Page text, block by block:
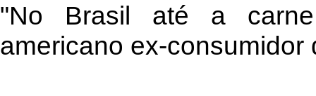
"No Brasil até a
americano ex-consumidor